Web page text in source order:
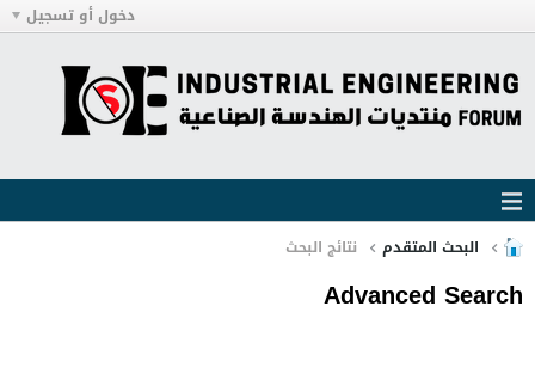
دخول أو تسجيل
البحث المتقدم نتائج البحث
Advanced Search